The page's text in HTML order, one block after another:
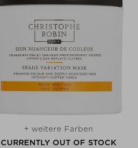
+ weitere Farben
CURRENTLY OUT OF STOCK